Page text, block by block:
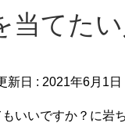
当てた
新日 : 2021年6月1日
いいですか？に岩